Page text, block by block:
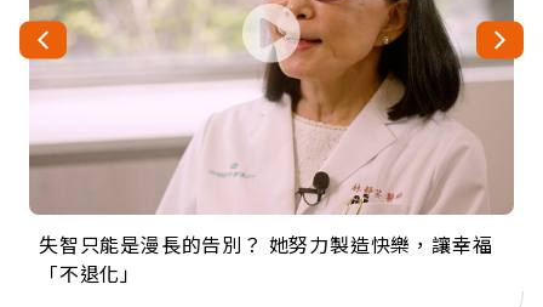
失智只能是漫長的告別？ 她努力製造快樂，讓幸福
「不退化」
來自剛果的巧克力神父 為台灣奉獻36年 「台灣是我
的家，我連作夢都講台語！」
63歲卸矽谷副總、搬回台灣找快樂！「蛋黃哥小
丑」走進安養院，逗樂上萬爺奶：退休後才開始真
104歲打破金氏世界紀錄 成為全球最年長羽球選
手，分享長壽的秘密原來是「這個」
事業巔峰他選擇追夢…黑手阿伯拉小提琴還登上小
巨蛋！連CNN都大讚！